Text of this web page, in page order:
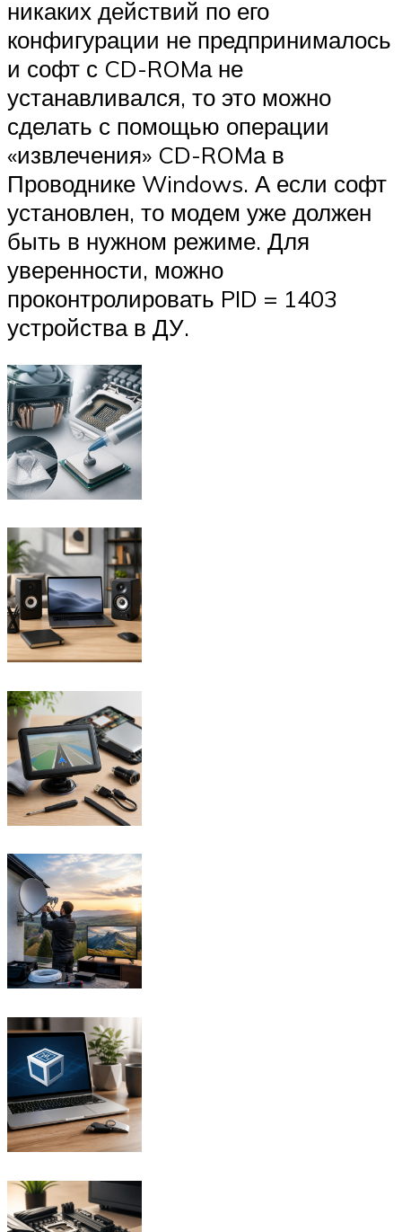
никаких действий по его
конфигурации не предпринималось
и софт с CD-ROMа не
устанавливался, то это можно
сделать с помощью операции
«извлечения» CD-ROMа в
Проводнике Windows. А если софт
установлен, то модем уже должен
быть в нужном режиме. Для
уверенности, можно
проконтролировать PID = 1403
устройства в ДУ.